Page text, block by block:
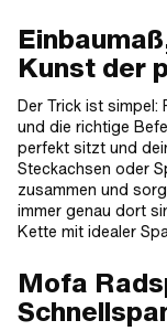
Kunst der
Der Trick ist simpel:
und die richtige
perfekt sitzt und
Steckachsen oder
zusammen und
immer genau dort
Kette mit idealer
Mofa